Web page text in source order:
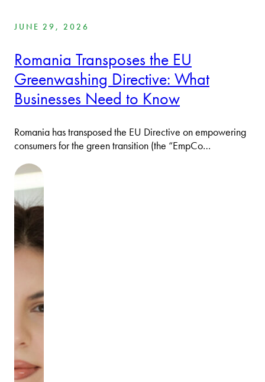
JUNE 29, 2026
Romania Transposes the EU
Greenwashing Directive: What
Businesses Need to Know
Romania has transposed the EU Directive on empowering
consumers for the green transition (the “EmpCo…